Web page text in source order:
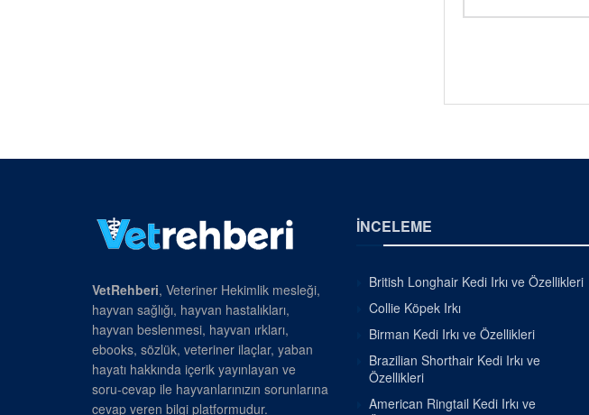
VetRehberi, Veteriner Hekimlik mesleği,
hayvan sağlığı, hayvan hastalıkları,
hayvan beslenmesi, hayvan ırkları,
ebooks, sözlük, veteriner ilaçlar, yaban
hayatı hakkında içerik yayınlayan ve
soru-cevap ile hayvanlarınızın sorunlarına
cevap veren bilgi platformudur.
İNCELEME
British Longhair Kedi Irkı ve Özellikleri
Collie Köpek Irkı
Birman Kedi Irkı ve Özellikleri
Brazilian Shorthair Kedi Irkı ve
Özellikleri
American Ringtail Kedi Irkı ve